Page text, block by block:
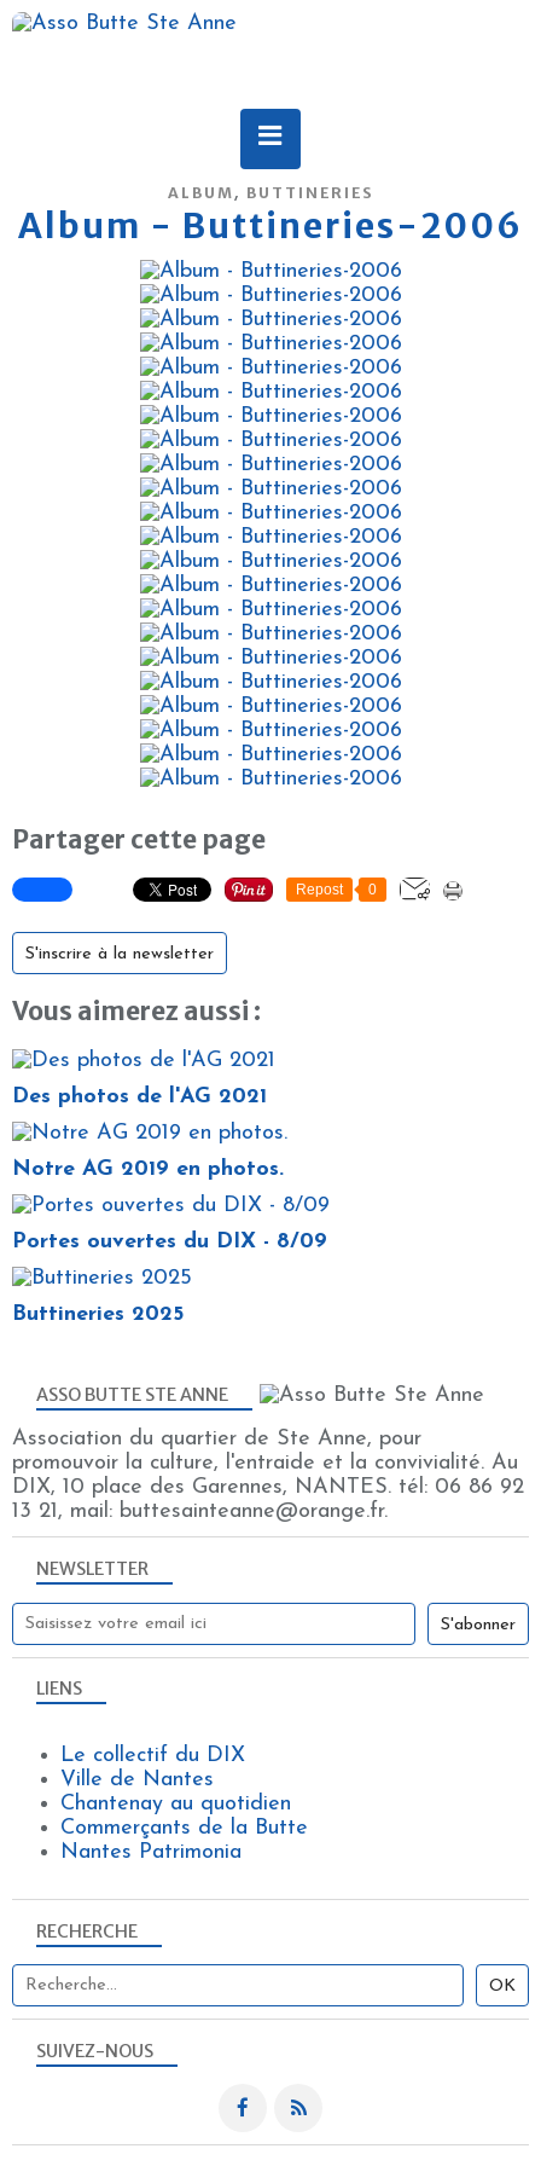
ALBUM, BUTTINERIES
Album - Buttineries-2006
Partager cette page
Repost 0
S'inscrire à la newsletter
Vous aimerez aussi :
Des photos de l'AG 2021
Notre AG 2019 en photos.
Portes ouvertes du DIX - 8/09
Buttineries 2025
NEWSLETTER
SUIVEZ-NOUS
RECHERCHE
ASSO BUTTE STE ANNE
Association du quartier de Ste Anne, pour
promouvoir la culture, l'entraide et la convivialité. Au
DIX, 10 place des Garennes, NANTES. tél: 06 86 92
13 21, mail: buttesainteanne@orange.fr.
LIENS
Le collectif du DIX
Ville de Nantes
Chantenay au quotidien
Commerçants de la Butte
Nantes Patrimonia